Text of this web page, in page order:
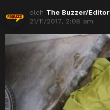
oleh The Buzzer/Editor
21/11/2017, 2:08 am